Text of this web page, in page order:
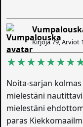
Kirjoja 79, Arviot
Noita-sarjan
mielestäni
mielestäni
paras